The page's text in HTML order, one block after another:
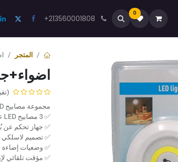
📞تواصل معنا المنتدى المدونة
0
+213560001808
المتجر
مجموعة مصابيح LED (عدد 3) مع جهاز تحكم عن بُعد، مثالية للاستخدام في المنزل.
✅ 3 مصابيح LED عالية الإضاءة
✅ جهاز تحكم عن
✅ تصميم لاسلكي
✅ وضعيات
✅ مؤقت تلقائي